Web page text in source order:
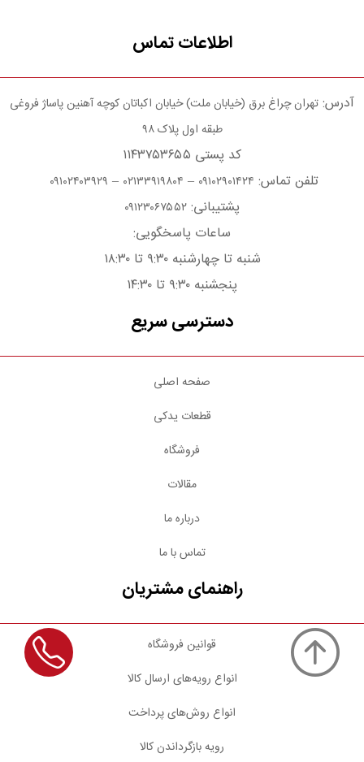
اطلاعات تماس
آدرس: تهران چراغ برق (خیابان ملت) خیابان اکباتان کوچه آهنین پاساژ فروغی
طبقه اول پلاک ۹۸
کد پستی ۱۱۴۳۷۵۳۶۵۵
تلفن تماس: ۰۹۱۰۲۹۰۱۴۲۴ – ۰۲۱۳۳۹۱۹۸۰۴ – ۰۹۱۰۲۴۰۳۹۲۹
پشتیبانی: ۰۹۱۲۳۰۶۷۵۵۲
ساعات پاسخگویی:
شنبه تا چهارشنبه ۹:۳۰ تا ۱۸:۳۰
پنجشنبه ۹:۳۰ تا ۱۴:۳۰
دسترسی سریع
صفحه اصلی
قطعات یدکی
فروشگاه
مقالات
درباره ما
تماس با ما
راهنمای مشتریان
قوانین فروشگاه
انواع رویه‌های ارسال کالا
انواع روش‌های پرداخت
رویه بازگرداندن کالا